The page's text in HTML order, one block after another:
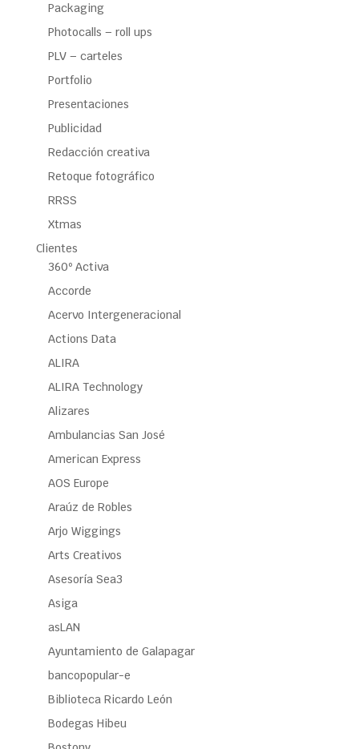
Packaging
Photocalls – roll ups
PLV – carteles
Portfolio
Presentaciones
Publicidad
Redacción creativa
Retoque fotográfico
RRSS
Xtmas
Clientes
360º Activa
Accorde
Acervo Intergeneracional
Actions Data
ALIRA
ALIRA Technology
Alizares
Ambulancias San José
American Express
AOS Europe
Araúz de Robles
Arjo Wiggings
Arts Creativos
Asesoría Sea3
Asiga
asLAN
Ayuntamiento de Galapagar
bancopopular-e
Biblioteca Ricardo León
Bodegas Hibeu